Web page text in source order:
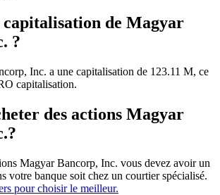
capitalisation de Magyar
?
Inc. a une capitalisation de 123.11 M, ce
capitalisation.
des actions Magyar
Magyar Bancorp, Inc. vous devez avoir un
votre banque soit chez un courtier spécialisé.
pour choisir le meilleur.